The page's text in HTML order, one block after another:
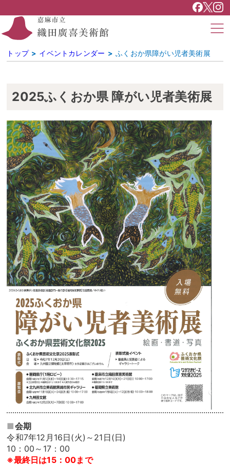
トップ イベントカレンダー ふくおか県障がい児者美術展
2025ふくおか県 障がい児者美術展
■会期
令和7年12月16日(火)～21日(日)
10：00～ 17：00
※最終日は15：00まで